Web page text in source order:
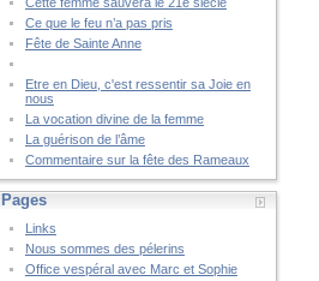
Ce que le feu n’a pas pris
Fête de Sainte Anne
Etre en Dieu, c'est ressentir sa Joie en
nous
La vocation divine de la femme
La guérison de l’âme
Commentaire sur la fête des Rameaux
Pages
Links
Nous sommes des pélerins
Office vespéral avec Marc et Sophie